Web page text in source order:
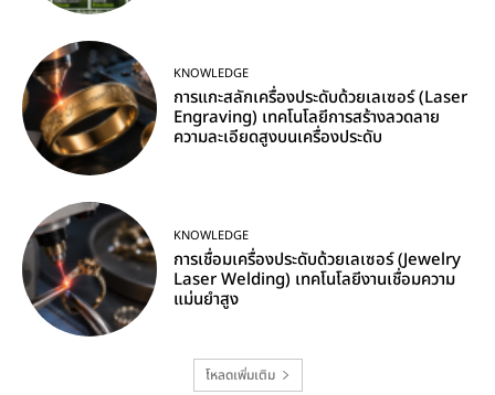
KNOWLEDGE
การแกะสลักเครื่องประดับด้วยเลเซอร์ (Laser
Engraving) เทคโนโลยีการสร้างลวดลาย
ความละเอียดสูงบนเครื่องประดับ
KNOWLEDGE
การเชื่อมเครื่องประดับด้วยเลเซอร์ (Jewelry
Laser Welding) เทคโนโลยีงานเชื่อมความ
แม่นยำสูง
โหลดเพิ่มเติม